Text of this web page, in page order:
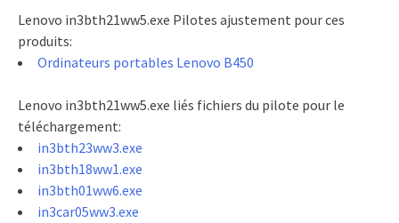
Lenovo in3bth21ww5.exe Pilotes ajustement pour ces
produits:
Ordinateurs portables Lenovo B450
Lenovo in3bth21ww5.exe liés fichiers du pilote pour le
téléchargement:
in3bth23ww3.exe
in3bth18ww1.exe
in3bth01ww6.exe
in3car05ww3.exe